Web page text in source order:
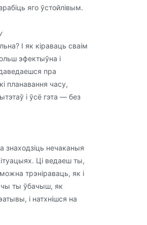
яго ўстойлівым.
І як кіраваць сваім
эфектыўна і
пра
планавання часу,
і ўсё гэта — без
знаходзіць нечаканыя
Ці ведаеш ты,
трэніраваць, як і
ты ўбачыш, як
і натхнішся на